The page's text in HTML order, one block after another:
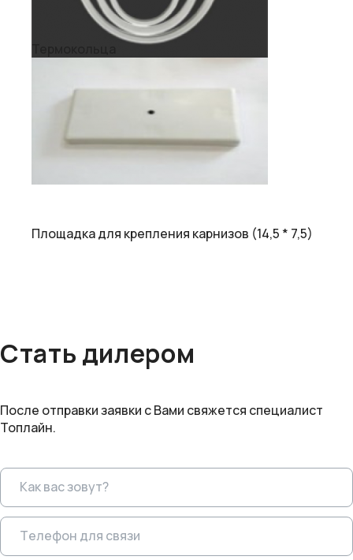
Площадка для крепления карнизов (14,5 * 7,5)
Стать дилером
После отправки заявки с Вами свяжется специалист
Топлайн.